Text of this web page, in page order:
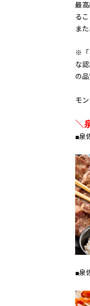
最
るこ
ま
※「
な
の
モ
＼
■泉
■泉